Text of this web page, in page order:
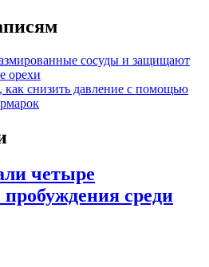
сосуды и защищают
орехи
как снизить давление с помощью
четыре
среди